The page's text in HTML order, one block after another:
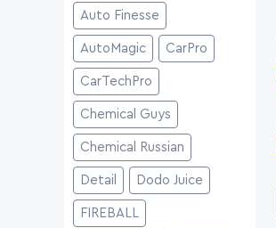
Auto Finesse
AutoMagic CarPro
CarTechPro
Chemical Guys
Chemical Russian
Detail Dodo Juice
FIREBALL